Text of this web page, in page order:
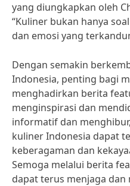
yang diungkapkan oleh
“Kuliner bukan hanya
dan emosi yang
Dengan semakin
Indonesia, penting bagi
menghadirkan berita
menginspirasi dan
informatif dan
kuliner Indonesia dapat
keberagaman dan
Semoga melalui berita
dapat terus menjaga